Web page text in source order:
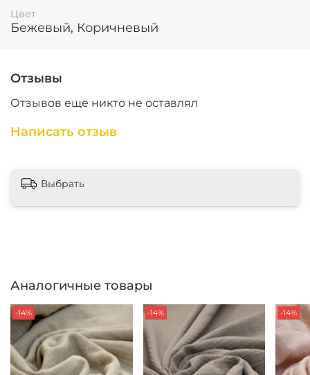
отличаются друг от друга. 100% попадания в
цвет с разных поставок не будет.
возможна погрешность 1-2 см.
Цвет
Бежевый, Коричневый
Отзывы
Отзывов еще никто не оставлял
Написать отзыв
Выбрать
Аналогичные товары
-14% -14% -14%